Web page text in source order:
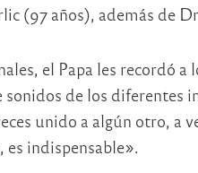
(97 años), además de
el Papa les recordó
sonidos de los diferentes
unido a algún otro, a
es indispensable».